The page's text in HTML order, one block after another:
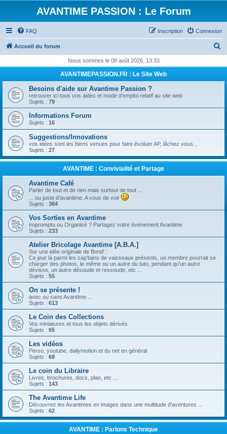
AVANTIME PASSION : Le Forum
FAQ Connexion
Inscription
Accueil du forum
h
r
h
r
Nous sommes le 08 août 2026, 13:33
AVANTIMEPASSION.FR : Le Site Web
Besoins d'aide sur Avantime Passion ?
retrouver ici tous vos aides et mode d'emploi relatif au site web
Sujets : 79
Informations Forum
Sujets : 16
Suggestions/Innovations
vos idées sont les biens venues pour faire évoluer AP, lâchez vous...
Sujets : 27
AVANTIME : Convivialité et Partage
Avantime Café
Parler de tout et de rien mais surtout de tout ...
... ou juste d'avantime. A vous de voir
Sujets : 384
Vos Sorties en Avantime
Impromptu ou Organisé ? Partagez votre événement Avantime
Sujets : 233
Atelier Bricolage Avantime [A.B.A.]
Sur une idée originale de Bond' :
Ce jour là parmi les cap'tains de vaisseaux présents, un membre pourrait se
charger des photos, le même ou un autre du tuto, pendant qu'un autre
dévisse, un autre désoude et ressoude, etc ...
Sujets : 55
On se présente !
avec ou sans Avantime ...
Sujets : 613
Le Coin des Collections
Vos miniatures et tous les objets dérivés
Sujets : 65
Les vidéos
Perso, youtube, dailymotion et du net en général
Sujets : 68
Le coin du Libraire
Livres, brochures, docs, plan, etc ...
Sujets : 143
The Avantime Life
Découvrez les Avantimes en images dans une multitude d'aventures ...
Sujets : 62
AVANTIME : Parlons Technique